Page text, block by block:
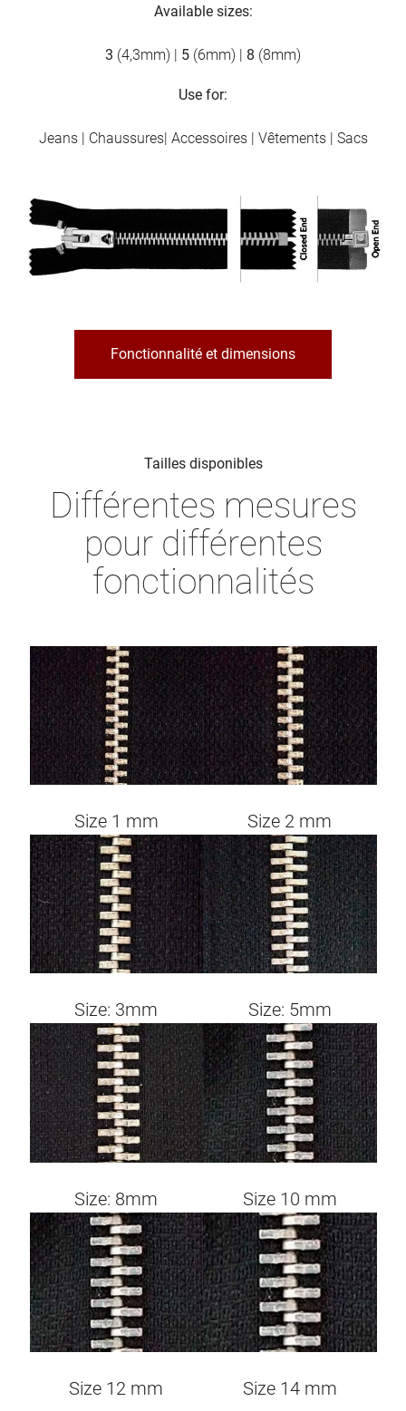
Available sizes:
3 (4,3mm) | 5 (6mm) | 8 (8mm)
Use for:
Jeans | Chaussures| Accessoires | Vêtements | Sacs
Fonctionnalité et dimensions
Tailles disponibles
Différentes mesures
pour différentes
fonctionnalités
Image
Size 1 mm
Image
Size 2 mm
Image
Size: 3mm
Image
Size: 5mm
Image
Size: 8mm
Image
Size 10 mm
Image
Size 12 mm
Image
Size 14 mm